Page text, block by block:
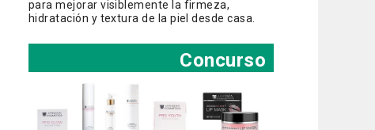
para mejorar visiblemente la firmeza,
hidratación y textura de la piel desde casa.
Concurso